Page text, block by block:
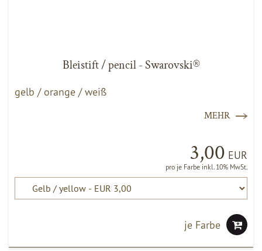
Bleistift / pencil - Swarovski®
gelb / orange / weiß
MEHR
3,00 EUR
pro je Farbe inkl. 10% MwSt.
je Farbe